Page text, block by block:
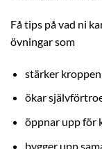
Få tips på vad ni
övningar som
stärker kroppen
ökar
öppnar upp för
bygger upp